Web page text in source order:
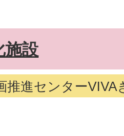
施設
推進センターVIVA